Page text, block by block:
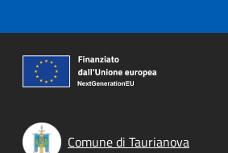
Comune di Taurianova